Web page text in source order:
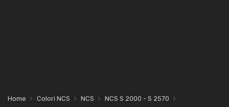
Home Colori NCS NCS
NCS S 2000 - S 2570